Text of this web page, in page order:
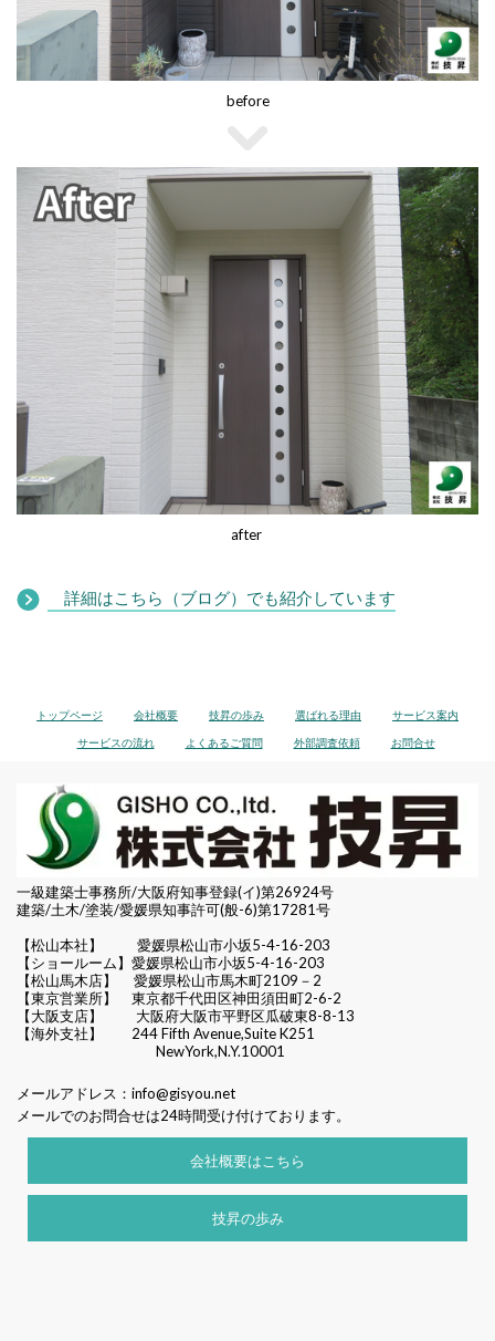
before
after
詳細はこちら（ブログ）でも紹介しています
トップページ 会社概要 技昇の歩み 選ばれる理由 サービス案内
サービスの流れ よくあるご質問 外部調査依頼 お問合せ
一級建築士事務所/大阪府知事登録(イ)第26924号
建築/土木/塗装/愛媛県知事許可(般-6)第17281号
【松山本社】
愛媛県松山市小坂5-4-16-203
【ショールーム】愛媛県松山市小坂5-4-16-203
【松山馬木店】 愛媛県松山市馬木町2109－2
【東京営業所】 東京都千代田区神田須田町2-6-2
【大阪支店】 大阪府大阪市平野区瓜破東8-8-13
【海外支社】 244 Fifth Avenue,Suite K251
NewYork,N.Y.10001
メールアドレス： info@gisyou.net
メールでのお問合せは24時間受け付けております。
会社概要はこちら
技昇の歩み